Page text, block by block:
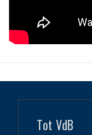
Tot VdB